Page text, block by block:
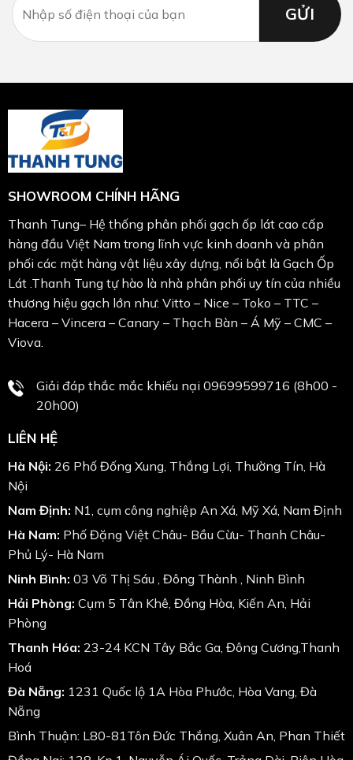
SHOWROOM CHÍNH HÃNG
Thanh Tung– Hệ thống phân phối gạch ốp lát cao cấp
hàng đầu Việt Nam trong lĩnh vực kinh doanh và phân
phối các mặt hàng vật liệu xây dựng, nổi bật là Gạch Ốp
Lát .Thanh Tung tự hào là nhà phân phối uy tín của nhiều
thương hiệu gạch lớn như: Vitto – Nice – Toko – TTC –
Hacera – Vincera – Canary – Thạch Bàn – Á Mỹ – CMC –
Viova.
Giải đáp thắc mắc khiếu nại 09699599716 (8h00 -
20h00)
LIÊN HỆ
Hà Nội: 26 Phố Đống Xung, Thắng Lợi, Thường Tín, Hà
Nội
Nam Định: N1, cụm công nghiệp An Xá, Mỹ Xá, Nam Định
Hà Nam: Phố Đặng Việt Châu- Bầu Cừu- Thanh Châu-
Phủ Lý- Hà Nam
Ninh Bình: 03 Võ Thị Sáu , Đông Thành , Ninh Bình
Hải Phòng: Cụm 5 Tân Khê, Đồng Hòa, Kiến An, Hải
Phòng
Thanh Hóa: 23-24 KCN Tây Bắc Ga, Đông Cương,Thanh
Hoá
Đà Nẵng: 1231 Quốc lộ 1A Hòa Phước, Hòa Vang, Đà
Nẵng
Bình Thuận: L80-81Tôn Đức Thắng, Xuân An, Phan Thiết